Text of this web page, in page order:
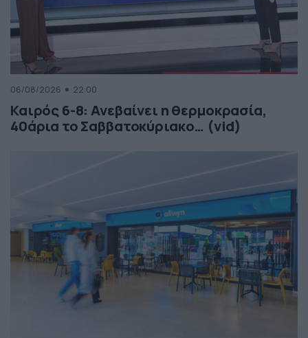
06/08/2026 22:00
Καιρός 6-8: Ανεβαίνει η θερμοκρασία,
40άρια το Σαββατοκύριακο… (vid)